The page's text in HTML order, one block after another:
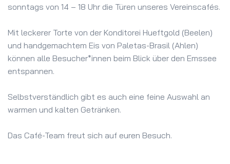
sonntags von 14 – 18 Uhr die Türen unseres Vereinscafés.
Mit leckerer Torte von der Konditorei Hueftgold (Beelen)
und handgemachtem Eis von Paletas-Brasil (Ahlen)
können alle Besucher*innen beim Blick über den Emssee
entspannen.
Selbstverständlich gibt es auch eine feine Auswahl an
warmen und kalten Getränken.
Das Café-Team freut sich auf euren Besuch.